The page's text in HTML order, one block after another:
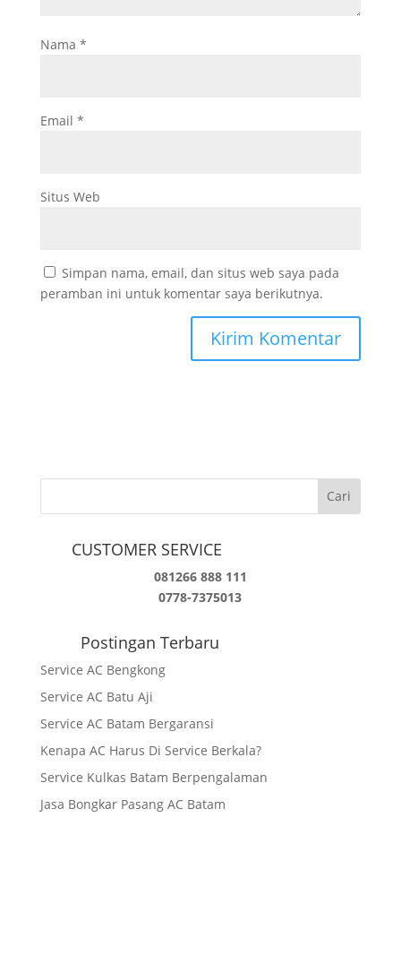
Nama *
Email *
Situs Web
Simpan nama, email, dan situs web saya pada
peramban ini untuk komentar saya berikutnya.
CUSTOMER SERVICE
081266 888 111
0778-7375013
Postingan Terbaru
Service AC Bengkong
Service AC Batu Aji
Service AC Batam Bergaransi
Kenapa AC Harus Di Service Berkala?
Service Kulkas Batam Berpengalaman
Jasa Bongkar Pasang AC Batam